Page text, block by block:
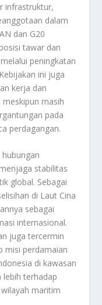
infrastruktur,
dalam
dan G20
tawar dan
peningkatan
ini juga
kerja dan
masih
pada
perdagangan.
stabilitas
global. Sebagai
di Laut Cina
sebagai
internasional.
juga tercermin
misi perdamaian
di kawasan
lebih terhadap
maritim